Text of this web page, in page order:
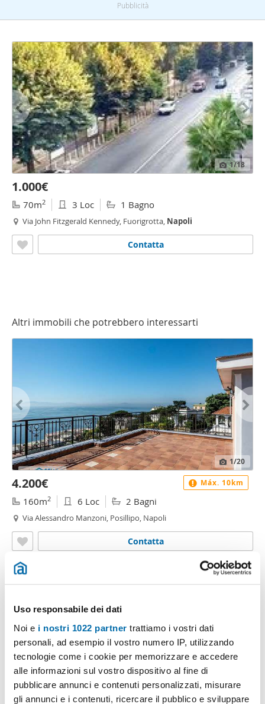
Uso responsabile dei dati
Noi e i nostri 1022 partner trattiamo i vostri dati
personali, ad esempio il vostro numero IP, utilizzando
tecnologie come i cookie per memorizzare e accedere
alle informazioni sul vostro dispositivo al fine di
pubblicare annunci e contenuti personalizzati, misurare
gli annunci e i contenuti, ricercare il pubblico e sviluppare
Pubblicità
1/18
1.000€
70m2 3 Loc 1 Bagno
Via John Fitzgerald Kennedy, Fuorigrotta, Napoli
Contatta
Altri immobili che potrebbero interessarti
1/20
4.200€
160m2 6 Loc 2 Bagni
Via Alessandro Manzoni, Posillipo, Napoli
Contatta
Máx. 10km